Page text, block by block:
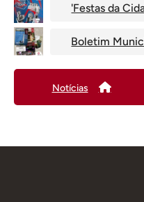
'Festas da
Boletim
Notícias